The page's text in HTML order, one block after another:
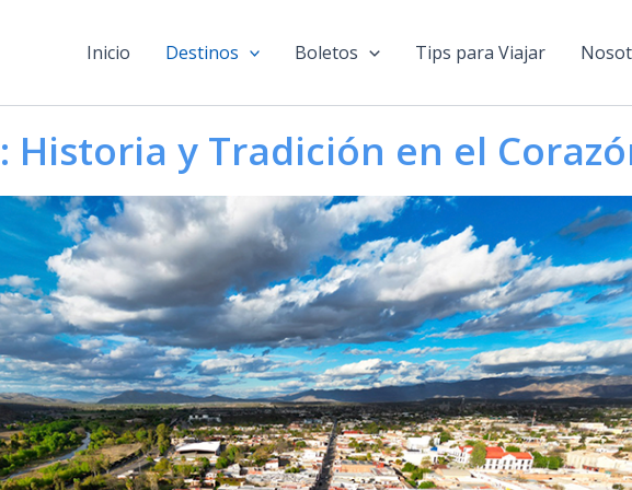
Inicio Destinos Boletos Tips para Viajar
Historia y Tradición en el